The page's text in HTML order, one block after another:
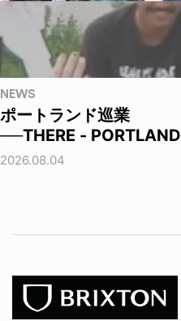
NEWS
ポートランド巡業
──THERE - PORTLAND
2026.08.04